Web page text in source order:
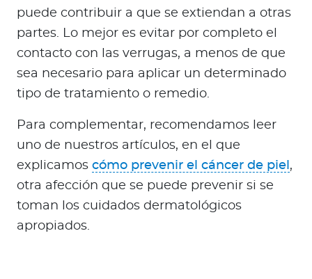
puede contribuir a que se extiendan a otras
partes. Lo mejor es evitar por completo el
contacto con las verrugas, a menos de que
sea necesario para aplicar un determinado
tipo de tratamiento o remedio.
Para complementar, recomendamos leer
uno de nuestros artículos, en el que
explicamos cómo prevenir el cáncer de piel ,
otra afección que se puede prevenir si se
toman los cuidados dermatológicos
apropiados.